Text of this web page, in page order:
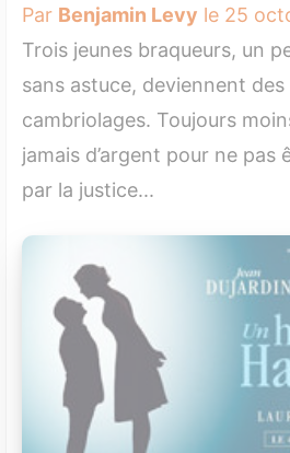
Par Benjamin Levy le 25
Trois jeunes braqueurs, un
sans astuce, deviennent
cambriolages. Toujours
jamais d’argent pour ne
par la justice...